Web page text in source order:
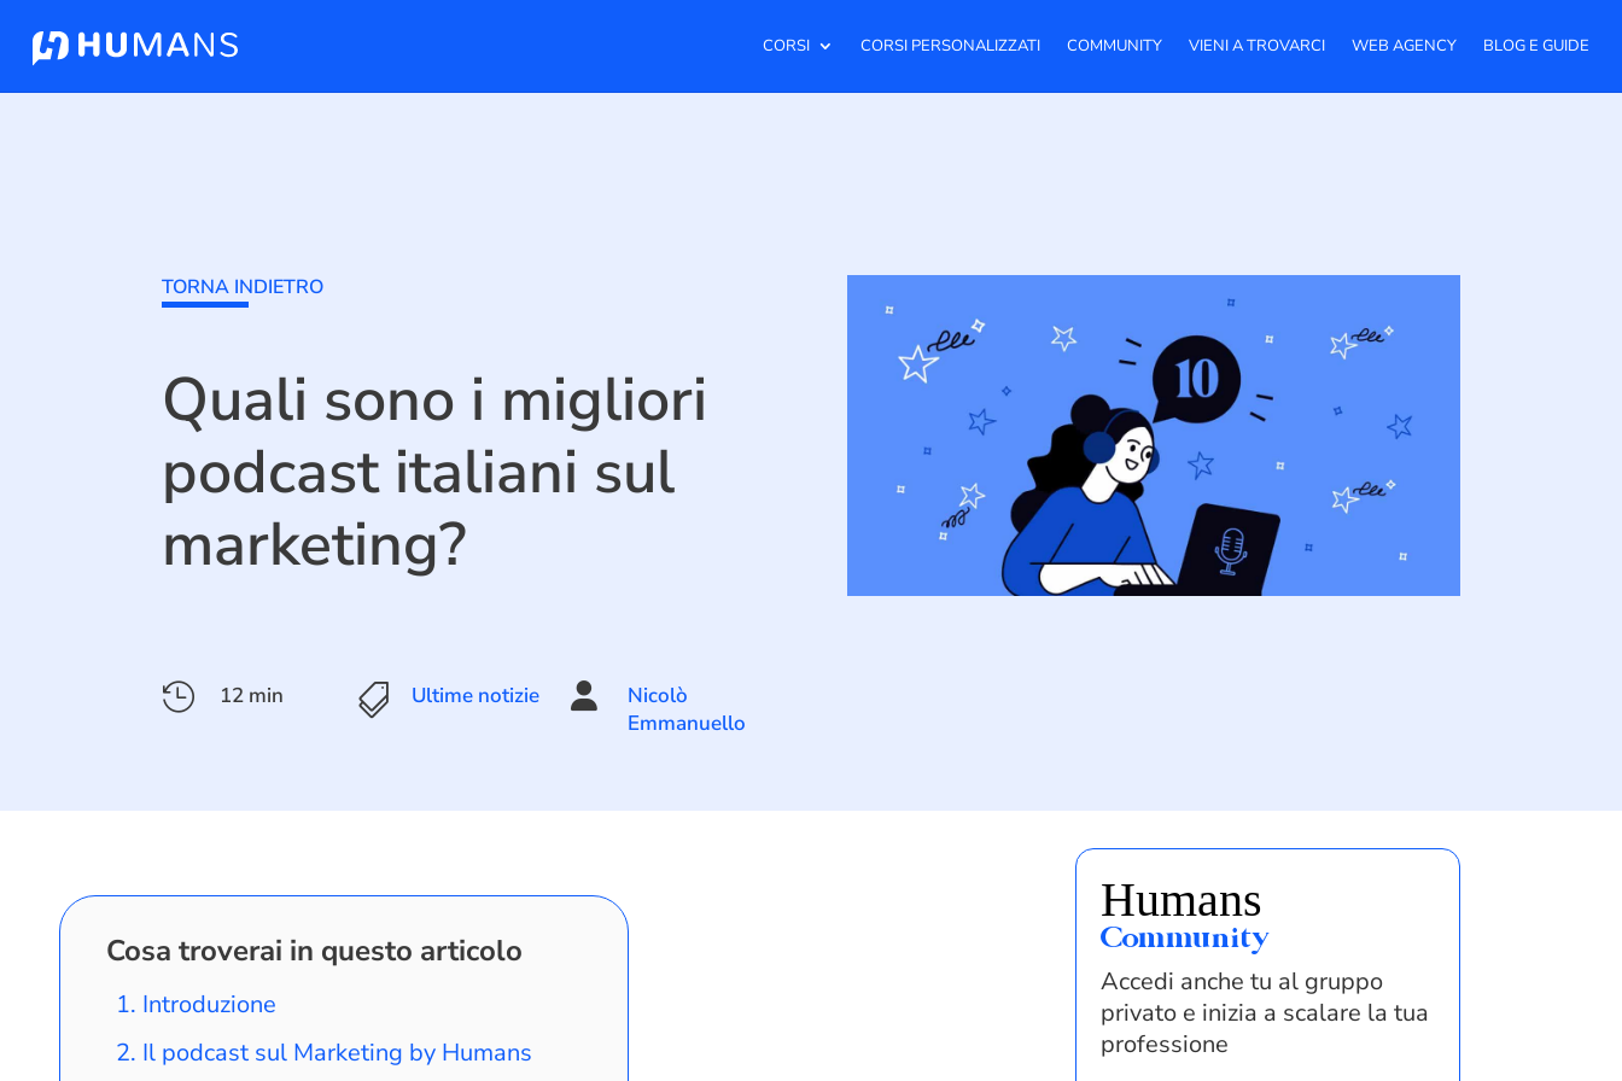
CORSI CORSI PERSONALIZZATI COMMUNITY VIENI A TROVARCI WEB AGENCY BLOG E GUIDE
TORNA INDIETRO
Quali sono i migliori
podcast italiani sul
marketing?
 12 min  Ultime notizie 
Nicolò
Emmanuello
Cosa troverai in questo articolo
Introduzione
Il podcast sul Marketing by Humans
Humans
Community
Accedi anche tu al gruppo
privato e inizia a scalare la tua
professione